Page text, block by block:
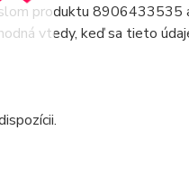
produktu 8906433535
vtedy, keď sa tieto